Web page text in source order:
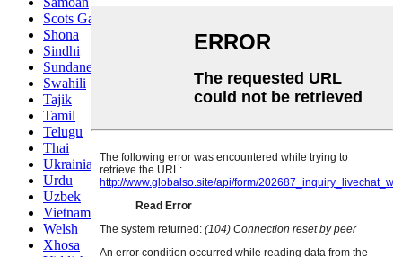
Scots Gaelic
Shona
Sindhi
Sundanese
Swahili
Tajik
Tamil
Telugu
Thai
Ukrainian
Urdu
Uzbek
Vietnamese
Welsh
Xhosa